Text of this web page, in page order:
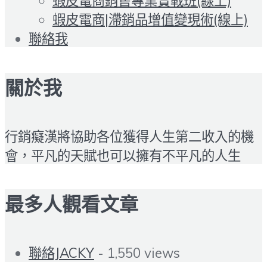
蝦皮電商|滯銷品增值變現術(線上)
聯絡我
關於我
行銷癡漢將協助各位獲得人生第二收入的機
會，平凡的天賦也可以擁有不平凡的人生
最多人觀看文章
聯絡JACKY - 1,550 views